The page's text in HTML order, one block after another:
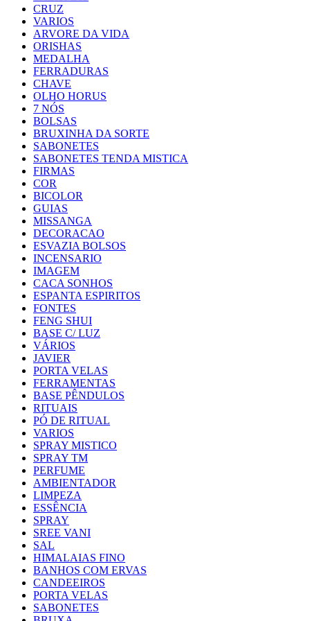
CRUZ
VARIOS
ARVORE DA VIDA
ORISHAS
MEDALHA
FERRADURAS
CHAVE
OLHO HORUS
7 NÓS
BOLSAS
BRUXINHA DA SORTE
SABONETES
SABONETES TENDA MISTICA
FIRMAS
COR
BICOLOR
GUIAS
MISSANGA
DECORACAO
ESVAZIA BOLSOS
INCENSARIO
IMAGEM
CACA SONHOS
ESPANTA ESPIRITOS
FONTES
FENG SHUI
BASE C/ LUZ
VÁRIOS
JAVIER
PORTA VELAS
FERRAMENTAS
BASE PÊNDULOS
RITUAIS
PÓ DE RITUAL
VARIOS
SPRAY MISTICO
SPRAY TM
PERFUME
AMBIENTADOR
LIMPEZA
ESSÊNCIA
SPRAY
SREE VANI
SAL
HIMALAIAS FINO
BANHOS COM ERVAS
CANDEEIROS
PORTA VELAS
SABONETES